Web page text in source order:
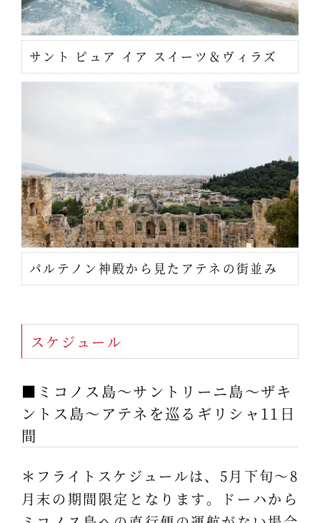
サント ピュア イア スイーツ＆ヴィラズ
パルテノン神殿から見たアテネの街並み
スケジュール
■ミコノス島～サントリーニ島～ザキ
ントス島～アテネを巡るギリシャ11日
間
＊フライトスケジュールは、5月下旬～8
月末の期間限定となります。ドーハから